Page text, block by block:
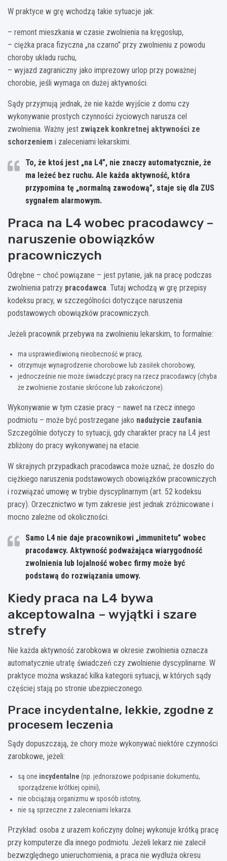
W praktyce w grę wchodzą takie sytuacje jak:
– remont mieszkania w czasie zwolnienia na kręgosłup,
– ciężka praca fizyczna „na czarno” przy zwolnieniu z powodu
choroby układu ruchu,
– wyjazd zagraniczny jako imprezowy urlop przy poważnej
chorobie, jeśli wymaga on dużej aktywności.
Sądy przyjmują jednak, że nie każde wyjście z domu czy
wykonywanie prostych czynności życiowych narusza cel
zwolnienia. Ważny jest związek konkretnej aktywności ze
schorzeniem i zaleceniami lekarskimi.
To, że ktoś jest „na L4”, nie znaczy automatycznie, że
ma leżeć bez ruchu. Ale każda aktywność, która
przypomina tę „normalną zawodową”, staje się dla ZUS
sygnałem alarmowym.
Praca na L4 wobec pracodawcy –
naruszenie obowiązków
pracowniczych
Odrębne – choć powiązane – jest pytanie, jak na pracę podczas
zwolnienia patrzy pracodawca. Tutaj wchodzą w grę przepisy
kodeksu pracy, w szczególności dotyczące naruszenia
podstawowych obowiązków pracowniczych.
Jeżeli pracownik przebywa na zwolnieniu lekarskim, to formalnie:
ma usprawiedliwioną nieobecność w pracy,
otrzymuje wynagrodzenie chorobowe lub zasiłek chorobowy,
jednocześnie nie może świadczyć pracy na rzecz pracodawcy (chyba
że zwolnienie zostanie skrócone lub zakończone).
Wykonywanie w tym czasie pracy – nawet na rzecz innego
podmiotu – może być postrzegane jako nadużycie zaufania.
Szczególnie dotyczy to sytuacji, gdy charakter pracy na L4 jest
zbliżony do pracy wykonywanej na etacie.
W skrajnych przypadkach pracodawca może uznać, że doszło do
ciężkiego naruszenia podstawowych obowiązków pracowniczych
i rozwiązać umowę w trybie dyscyplinarnym (art. 52 kodeksu
pracy). Orzecznictwo w tym zakresie jest jednak zróżnicowane i
mocno zależne od okoliczności.
Samo L4 nie daje pracownikowi „immunitetu” wobec
pracodawcy. Aktywność podważająca wiarygodność
zwolnienia lub lojalność wobec firmy może być
podstawą do rozwiązania umowy.
Kiedy praca na L4 bywa
akceptowalna – wyjątki i szare
strefy
Nie każda aktywność zarobkowa w okresie zwolnienia oznacza
automatycznie utratę świadczeń czy zwolnienie dyscyplinarne. W
praktyce można wskazać kilka kategorii sytuacji, w których sądy
częściej stają po stronie ubezpieczonego.
Prace incydentalne, lekkie, zgodne z
procesem leczenia
Sądy dopuszczają, że chory może wykonywać niektóre czynności
zarobkowe, jeżeli:
są one incydentalne (np. jednorazowe podpisanie dokumentu,
sporządzenie krótkiej opinii),
nie obciążają organizmu w sposób istotny,
nie są sprzeczne z zaleceniami lekarza.
Przykład: osoba z urazem kończyny dolnej wykonuje krótką pracę
przy komputerze dla innego podmiotu. Jeżeli lekarz nie zalecił
bezwzględnego unieruchomienia, a praca nie wydłuża okresu